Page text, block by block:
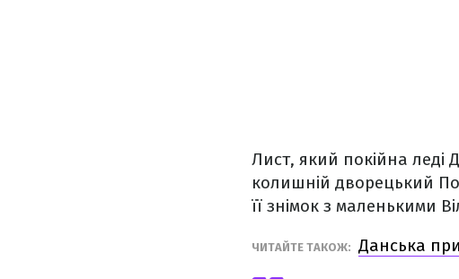
Лист, який покійна леді
колишній дворецький
її знімок з маленькими
ЧИТАЙТЕ ТАКОЖ: Данська